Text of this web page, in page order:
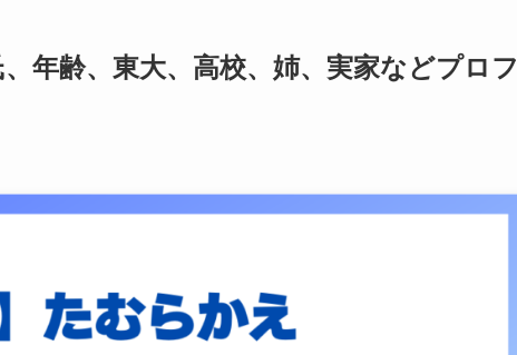
年齢、東大、高校、姉、実家などプロフ